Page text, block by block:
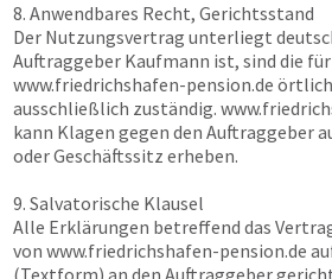
8. Anwendbares Recht, Gerichtsstand
Der Nutzungsvertrag unterliegt
Auftraggeber Kaufmann ist, sind die
www.friedrichshafen-pension.de
ausschließlich zuständig.
kann Klagen gegen den Auftraggeber
oder Geschäftssitz erheben.
9. Salvatorische Klausel
Alle Erklärungen betreffend das
von www.friedrichshafen-pension.de
(Textform) an den Auftraggeber